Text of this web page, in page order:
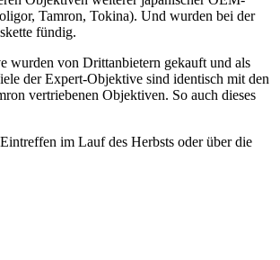
Tamron, Tokina). Und wurden bei der
fündig.
wurden von Drittanbietern gekauft und als
der Expert-Objektive sind identisch mit den
vertriebenen Objektiven. So auch dieses
im Lauf des Herbsts oder über die